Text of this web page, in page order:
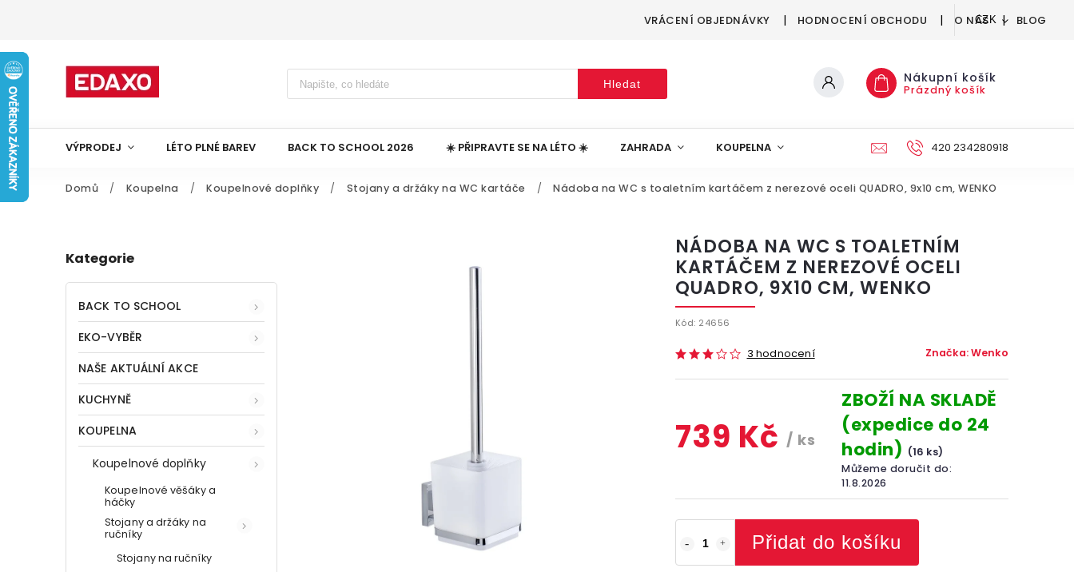
VRÁCENÍ OBJEDNÁVKY HODNOCENÍ OBCHODU O NÁS BLOG
CZK
Hledat Nákupní košík
Prázdný košík
VÝPRODEJ LÉTO PLNÉ BAREV BACK TO SCHOOL 2026 ☀️ PŘIPRAVTE SE NA LÉTO ☀️ ZAHRADA KOUPELNA DEKORACE
420 234280918
Domů / Koupelna / Koupelnové doplňky / Stojany a držáky na WC kartáče / Nádoba na WC s toaletním kartáčem z nerezové oceli QUADRO, 9x10 cm, WENKO
Kategorie
BACK TO SCHOOL
EKO-VYBĚR
NAŠE AKTUÁLNÍ AKCE
KUCHYNĚ
KOUPELNA
Koupelnové doplňky
Koupelnové věšáky a
háčky
Stojany a držáky na
ručníky
Stojany na ručníky
NÁDOBA NA WC S TOALETNÍM
KARTÁČEM Z NEREZOVÉ OCELI
QUADRO, 9X10 CM, WENKO
Kód: 24656
3 hodnocení Značka:Wenko
739 Kč / ks
ZBOŽÍ NA SKLADĚ
(expedice do 24
hodin) (16 ks)
Můžeme doručit do:
11.8.2026
Přidat do košíku